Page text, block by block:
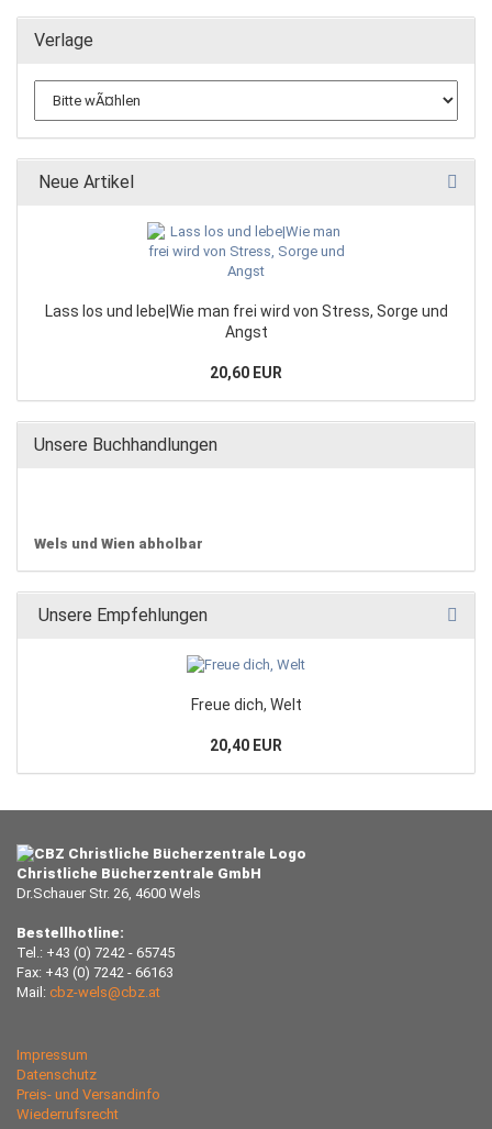
Verlage
Neue Artikel
Lass los und lebe|Wie man frei wird von Stress, Sorge und
Angst
20,60 EUR
Unsere Buchhandlungen
Wels und Wien abholbar
Unsere Empfehlungen
Freue dich, Welt
20,40 EUR
Christliche Bücherzentrale GmbH
Dr.Schauer Str. 26, 4600 Wels
Bestellhotline:
Tel.: +43 (0) 7242 - 65745
Fax: +43 (0) 7242 - 66163
Mail: cbz-wels@cbz.at
Impressum
Datenschutz
Preis- und Versandinfo
Wiederrufsrecht